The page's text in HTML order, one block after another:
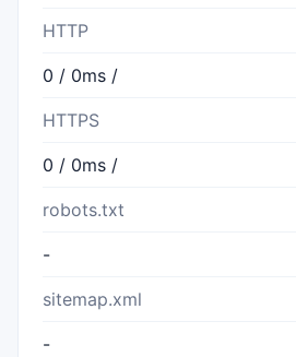
HTTP
0 / 0ms /
HTTPS
0 / 0ms /
robots.txt
-
sitemap.xml
-